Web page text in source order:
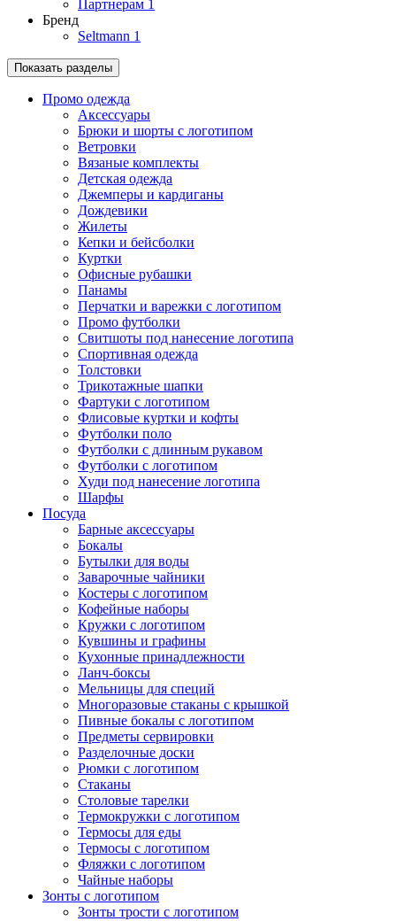
Партнерам 1
Бренд
Seltmann 1
Показать разделы
Промо одежда
Аксессуары
Брюки и шорты с логотипом
Ветровки
Вязаные комплекты
Детская одежда
Джемперы и кардиганы
Дождевики
Жилеты
Кепки и бейсболки
Куртки
Офисные рубашки
Панамы
Перчатки и варежки с логотипом
Промо футболки
Свитшоты под нанесение логотипа
Спортивная одежда
Толстовки
Трикотажные шапки
Фартуки с логотипом
Флисовые куртки и кофты
Футболки поло
Футболки с длинным рукавом
Футболки с логотипом
Худи под нанесение логотипа
Шарфы
Посуда
Барные аксессуары
Бокалы
Бутылки для воды
Заварочные чайники
Костеры с логотипом
Кофейные наборы
Кружки с логотипом
Кувшины и графины
Кухонные принадлежности
Ланч-боксы
Мельницы для специй
Многоразовые стаканы с крышкой
Пивные бокалы с логотипом
Предметы сервировки
Разделочные доски
Рюмки с логотипом
Стаканы
Столовые тарелки
Термокружки с логотипом
Термосы для еды
Термосы с логотипом
Фляжки с логотипом
Чайные наборы
Зонты с логотипом
Зонты трости с логотипом